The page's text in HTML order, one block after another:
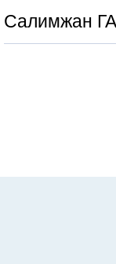
Салимжан